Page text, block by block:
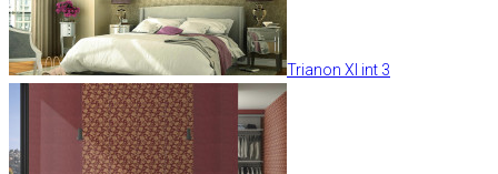
Trianon XI int 3